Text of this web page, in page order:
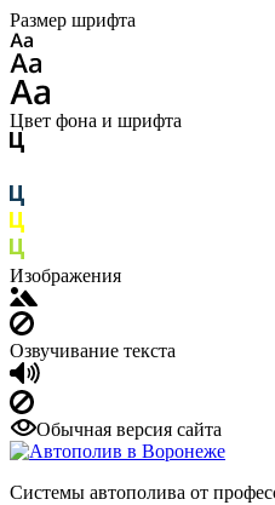
Размер шрифта
Цвет фона и шрифта
Изображения
Озвучивание текста
Обычная версия сайта
Системы автополива от